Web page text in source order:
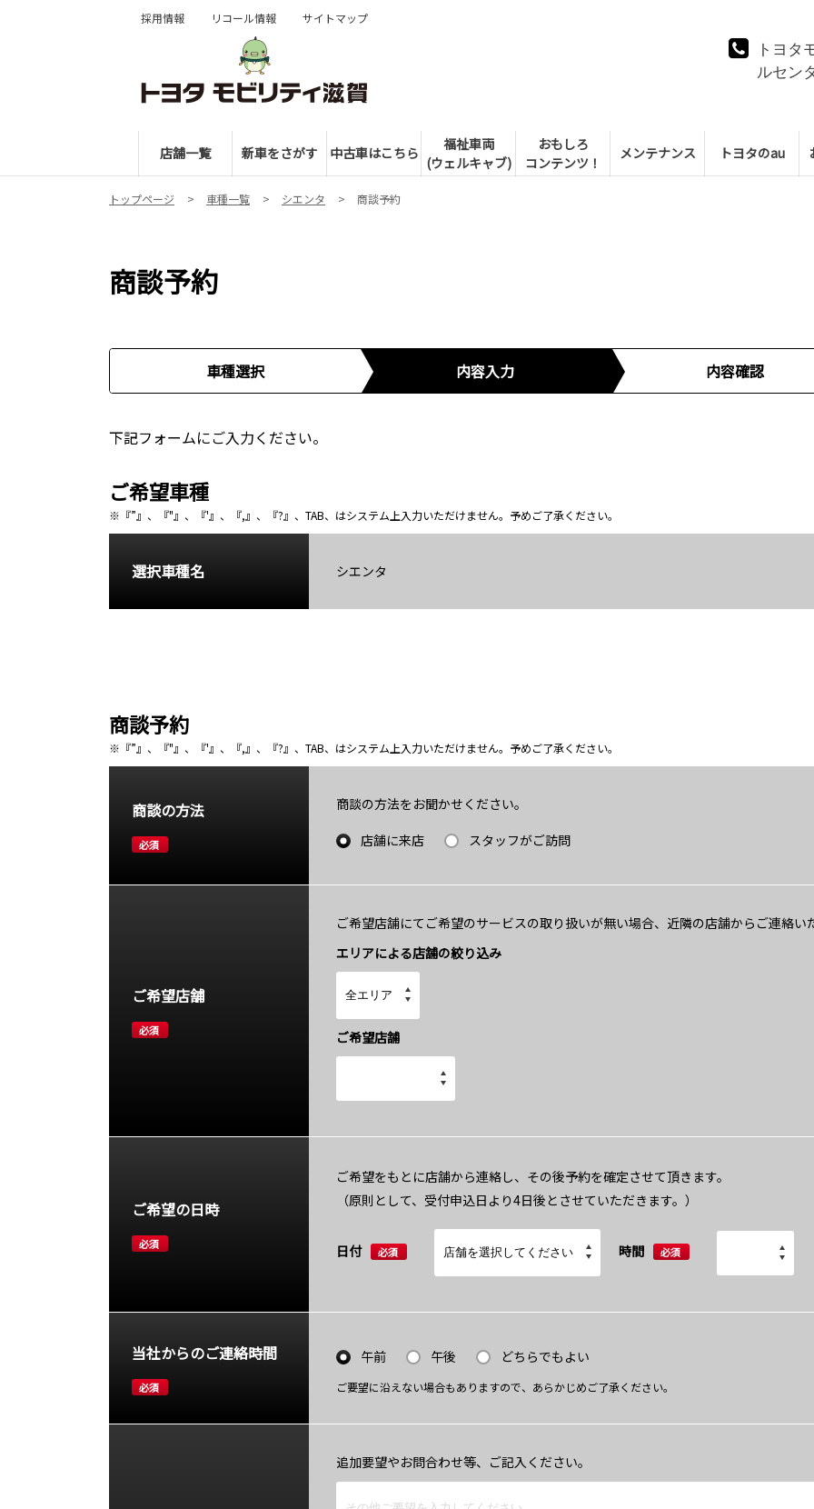
トヨタ
ルセン
店舗一覧 新車をさがす 中古車はこちら
福祉車両
(ウェルキャブ)
おもしろ
コンテンツ！
メンテナンス トヨタのau
採用情報 リコール情報 サイトマップ
トップページ 車種一覧 シエンタ 商談予約
商談予約
車種選択 内容入力 内容確認
下記フォームにご入力ください。
ご希望車種
※『”』、『"』、『'』、『,』、『?』、TAB、はシステム上入力いただけません。予めご了承ください。
選択車種名 シエンタ
商談予約
※『”』、『"』、『'』、『,』、『?』、TAB、はシステム上入力いただけません。予めご了承ください。
商談の方法
必須
商談の方法をお聞かせください。
店舗に来店
スタッフがご訪問
ご希望店舗
必須
ご希望店舗にてご希望のサービスの取り扱いが無い場合、近隣の店舗からご連絡い
エリアによる店舗の絞り込み
ご希望店舗
ご希望の日時
必須
ご希望をもとに店舗から連絡し、その後予約を確定させて頂きます。
（原則として、受付申込日より4日後とさせていただきます。）
日付 必須 時間 必須
当社からのご連絡時間
必須
午前 午後 どちらでもよい
ご要望に沿えない場合もありますので、あらかじめご了承ください。
追加要望やお問合わせ等、ご記入ください。